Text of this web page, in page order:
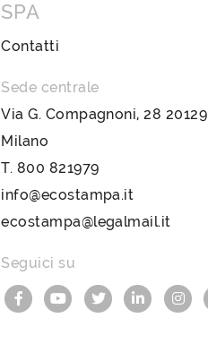
SPA
Contatti
Sede centrale
Via G. Compagnoni, 28 20129
Milano
T. 800 821979
info@ecostampa.it
ecostampa@legalmail.it
Seguici su